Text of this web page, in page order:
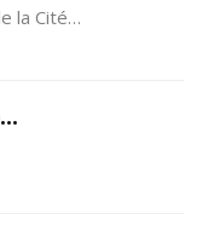
la Cité…